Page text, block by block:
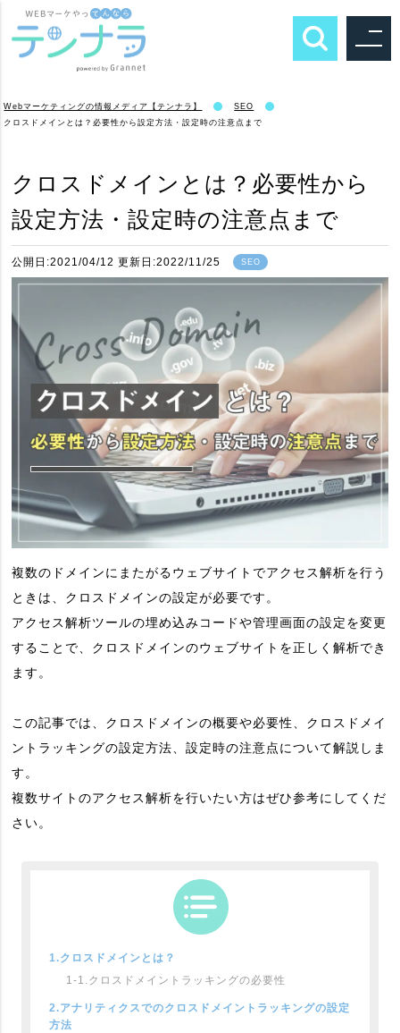
Webマーケティングの情報メディア【テンナラ】
SEO
クロスドメインとは？必要性から設定方法・設定時の注意点まで
クロスドメインとは？必要性から
設定方法・設定時の注意点まで
公開日:2021/04/12 更新日:2022/11/25 SEO
複数のドメインにまたがるウェブサイトでアクセス解析を行う
ときは、クロスドメインの設定が必要です。
アクセス解析ツールの埋め込みコードや管理画面の設定を変更
することで、クロスドメインのウェブサイトを正しく解析でき
ます。
この記事では、クロスドメインの概要や必要性、クロスドメイ
ントラッキングの設定方法、設定時の注意点について解説しま
す。
複数サイトのアクセス解析を行いたい方はぜひ参考にしてくだ
さい。
1.クロスドメインとは？
1-1.クロスドメイントラッキングの必要性
2.アナリティクスでのクロスドメイントラッキングの設定
方法